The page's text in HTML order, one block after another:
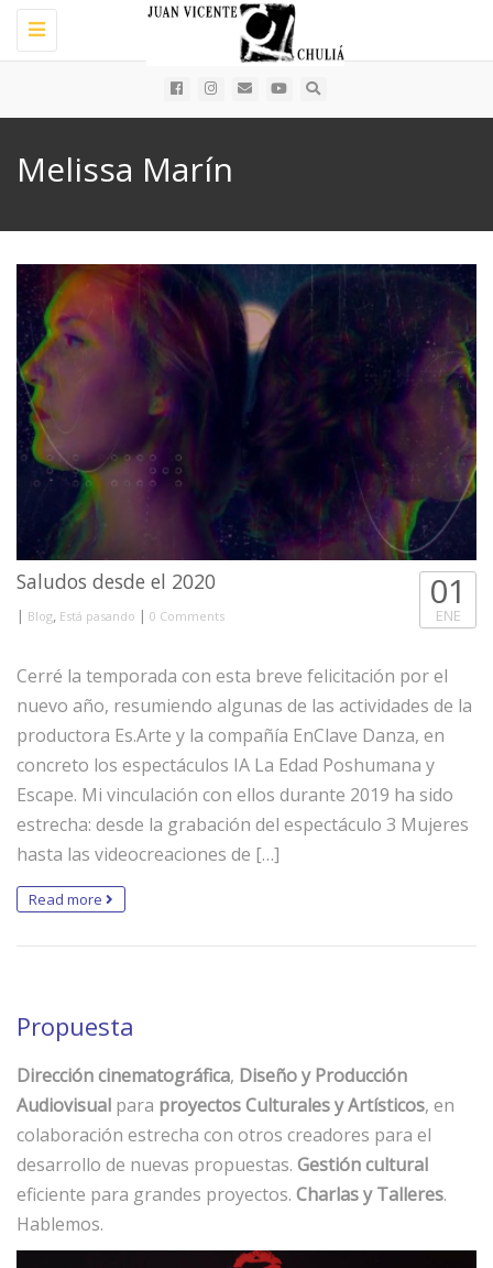
Toggle
navigation
Melissa Marín
Saludos desde el 2020
| Blog, Está pasando | 0 Comments
01
ENE
Cerré la temporada con esta breve felicitación por el
nuevo año, resumiendo algunas de las actividades de la
productora Es.Arte y la compañía EnClave Danza, en
concreto los espectáculos IA La Edad Poshumana y
Escape. Mi vinculación con ellos durante 2019 ha sido
estrecha: desde la grabación del espectáculo 3 Mujeres
hasta las videocreaciones de […]
Read more
Propuesta
Dirección cinematográfica, Diseño y Producción
Audiovisual para proyectos Culturales y Artísticos, en
colaboración estrecha con otros creadores para el
desarrollo de nuevas propuestas. Gestión cultural
eficiente para grandes proyectos. Charlas y Talleres.
Hablemos.